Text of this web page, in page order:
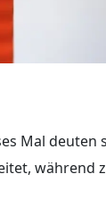
Mal deuten
während